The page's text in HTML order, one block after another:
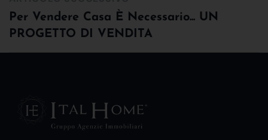
Per Vendere Casa È Necessario... UN
PROGETTO DI VENDITA